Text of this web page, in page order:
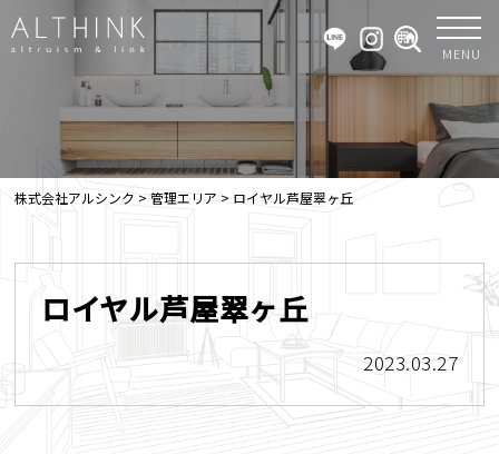
MENU
株式会社アルシンク >管理エリア >ロイヤル芦屋翠ヶ丘
ロイヤル芦屋翠ヶ丘
2023.03.27